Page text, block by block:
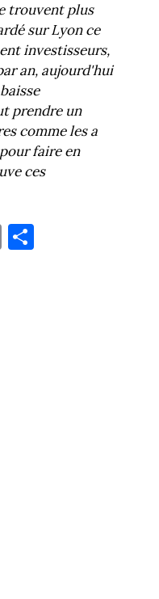
trouvent plus
sur Lyon ce
investisseurs,
an, aujourd'hui
prendre un
comme les a
faire en
ces
E
m
Pa
rt